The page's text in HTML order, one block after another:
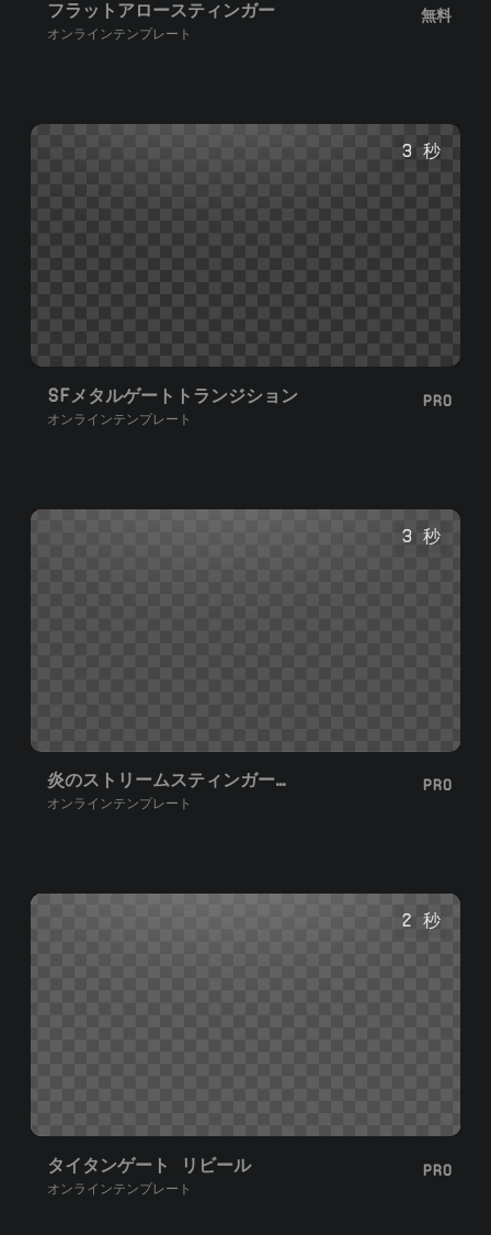
フラットアロースティンガー
オンラインテンプレート
無料
3 秒
SFメタルゲートトランジション
オンラインテンプレート
PRO
3 秒
炎のストリームスティンガートランジション
オンラインテンプレート
PRO
2 秒
タイタンゲート リビール
オンラインテンプレート
PRO